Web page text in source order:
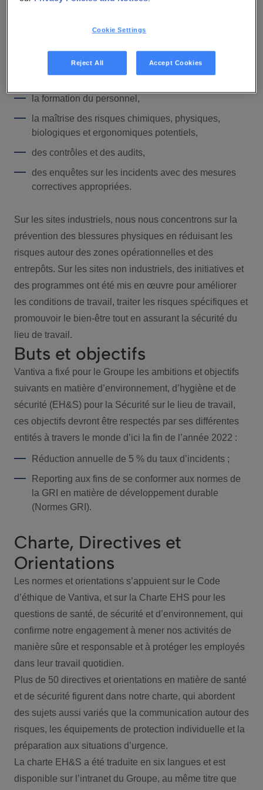
blessures comprennent :
l’analyse de la sécurité au travail,
des mesures et des procédures écrites,
la formation du personnel,
la maîtrise des risques chimiques, physiques,
biologiques et ergonomiques potentiels,
des contrôles et des audits,
des enquêtes sur les incidents avec des mesures
correctives appropriées.
Sur les sites industriels, nous nous concentrons sur la
prévention des blessures physiques en réduisant les
risques autour des zones opérationnelles et des
entrepôts. Sur les sites non industriels, des initiatives et
des programmes ont été mis en œuvre pour améliorer
les conditions de travail, traiter les risques spécifiques et
promouvoir le bien-être tout en assurant la sécurité du
lieu de travail.
Buts et objectifs
Vantiva a fixé pour le Groupe les ambitions et objectifs
suivants en matière d’environnement, d’hygiène et de
sécurité (EH&S) pour la Sécurité sur le lieu de travail,
ces objectifs devront être respectés par ses différentes
entités à travers le monde d’ici la fin de l’année 2022 :
Réduction annuelle de 5 % du taux d’incidents ;
Reporting aux fins de se conformer aux normes de
la GRI en matière de développement durable
(Normes GRI).
Charte, Directives et
Orientations
Les normes et orientations s’appuient sur le Code
d’éthique de Vantiva, et sur la Charte EHS pour les
questions de santé, de sécurité et d’environnement, qui
confirme notre engagement à mener nos activités de
manière sûre et responsable et à protéger les employés
dans leur travail quotidien.
Plus de 50 directives et orientations en matière de santé
et de sécurité figurent dans notre charte, qui abordent
des sujets aussi variés que la communication autour des
risques, les équipements de protection individuelle et la
préparation aux situations d’urgence.
La charte EH&S a été traduite en six langues et est
disponible sur l’intranet du Groupe, au même titre que
Cookie Settings
Reject All Accept Cookies